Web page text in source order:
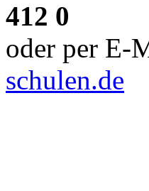
412 0
oder per E-
schulen.de